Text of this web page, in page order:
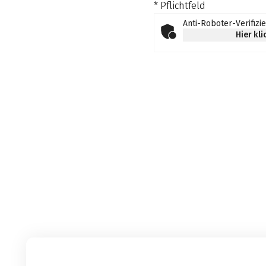
* Pflichtfeld
Anti-Roboter-
Hier